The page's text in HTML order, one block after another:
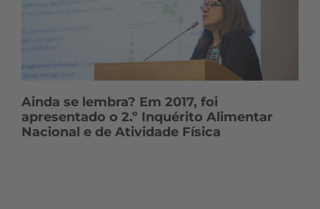
Ainda se lembra? Em 2017, foi
apresentado o 2.º Inquérito Alimentar
Nacional e de Atividade Física